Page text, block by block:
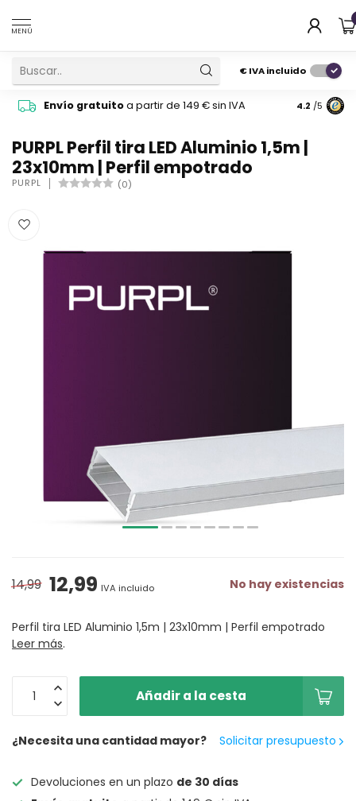
MENÚ
€IVA incluido
Envío gratuitoa partir de 149 € sin IVA Pide
4.2 /5
PURPL Perfil tira LED Aluminio 1,5m |
23x10mm | Perfil empotrado
PURPL (0)
14,99 12,99 IVA incluido No hay existencias
Perfil tira LED Aluminio 1,5m | 23x10mm | Perfil empotrado
Leer más.
Añadir a la cesta
¿Necesita una cantidad mayor? Solicitar presupuesto
Devoluciones en un plazo de 30 días